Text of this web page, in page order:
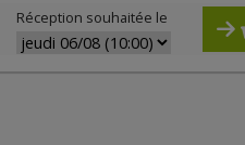
Réception souhaitée le